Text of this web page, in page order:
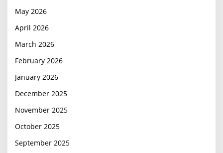
May 2026
April 2026
March 2026
February 2026
January 2026
December 2025
November 2025
October 2025
September 2025